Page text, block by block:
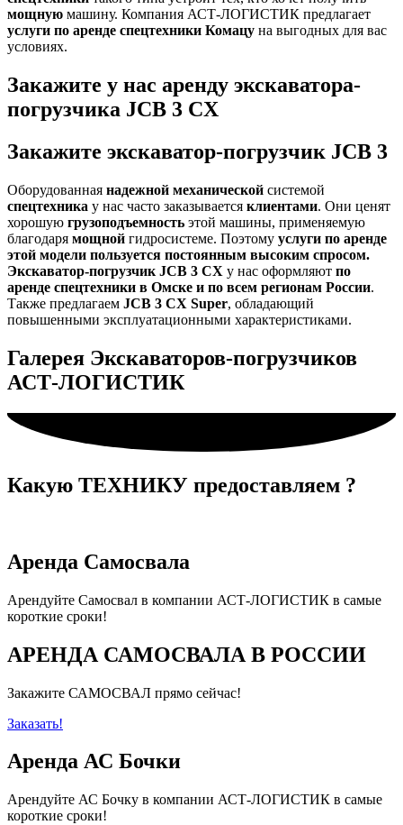
мощную машину. Компания АСТ-ЛОГИСТИК предлагает
услуги по аренде спецтехники Комацу на выгодных для вас
условиях.
Закажите у нас аренду экскаватора-
погрузчика JCB 3 CX
Закажите экскаватор-погрузчик JCB 3
Оборудованная надежной механической системой
спецтехника у нас часто заказывается клиентами. Они ценят
хорошую грузоподъемность этой машины, применяемую
благодаря мощной гидросистеме. Поэтому услуги по аренде
этой модели пользуется постоянным высоким спросом.
Экскаватор-погрузчик JCB 3 CX у нас оформляют по
аренде спецтехники в Омске и по всем регионам России.
Также предлагаем JCB 3 CX Super, обладающий
повышенными эксплуатационными характеристиками.
Галерея Экскаваторов-погрузчиков
АСТ-ЛОГИСТИК
Какую ТЕХНИКУ предоставляем ?
Аренда Самосвала
Арендуйте Самосвал в компании АСТ-ЛОГИСТИК в самые
короткие сроки!
АРЕНДА САМОСВАЛА В РОССИИ
Закажите САМОСВАЛ прямо сейчас!
Заказать!
Аренда АС Бочки
Арендуйте АС Бочку в компании АСТ-ЛОГИСТИК в самые
короткие сроки!